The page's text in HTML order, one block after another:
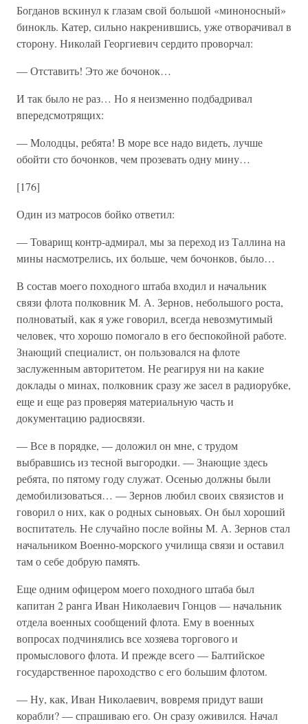
Богданов вскинул к глазам свой большой «миноносный»
бинокль. Катер, сильно накренившись, уже отворачивал в
сторону. Николай Георгиевич сердито проворчал:
— Отставить! Это же бочонок…
И так было не раз… Но я неизменно подбадривал
впередсмотрящих:
— Молодцы, ребята! В море все надо видеть, лучше
обойти сто бочонков, чем прозевать одну мину…
[176]
Один из матросов бойко ответил:
— Товарищ контр-адмирал, мы за переход из Таллина на
мины насмотрелись, их больше, чем бочонков, было…
В состав моего походного штаба входил и начальник
связи флота полковник М. А. Зернов, небольшого роста,
полноватый, как я уже говорил, всегда невозмутимый
человек, что хорошо помогало в его беспокойной работе.
Знающий специалист, он пользовался на флоте
заслуженным авторитетом. Не реагируя ни на какие
доклады о минах, полковник сразу же засел в радиорубке,
еще и еще раз проверяя материальную часть и
документацию радиосвязи.
— Все в порядке, — доложил он мне, с трудом
выбравшись из тесной выгородки. — Знающие здесь
ребята, по пятому году служат. Осенью должны были
демобилизоваться… — Зернов любил своих связистов и
говорил о них, как о родных сыновьях. Он был хороший
воспитатель. Не случайно после войны М. А. Зернов стал
начальником Военно-морского училища связи и оставил
там о себе добрую память.
Еще одним офицером моего походного штаба был
капитан 2 ранга Иван Николаевич Гонцов — начальник
отдела военных сообщений флота. Ему в военных
вопросах подчинялись все хозяева торгового и
промыслового флота. И прежде всего — Балтийское
государственное пароходство с его большим флотом.
— Ну, как, Иван Николаевич, вовремя придут ваши
корабли? — спрашиваю его. Он сразу оживился. Начал